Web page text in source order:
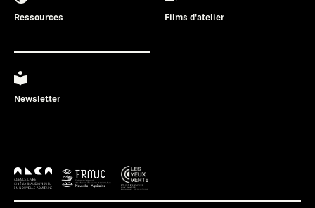
Ressources Films d'atelier
Newsletter